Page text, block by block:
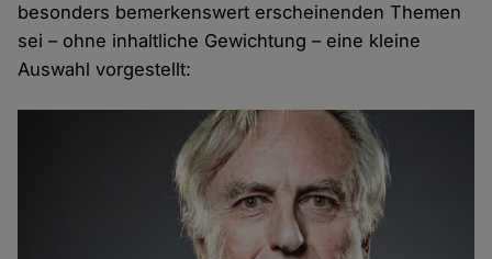
besonders bemerkenswert erscheinenden Themen
sei – ohne inhaltliche Gewichtung – eine kleine
Auswahl vorgestellt: